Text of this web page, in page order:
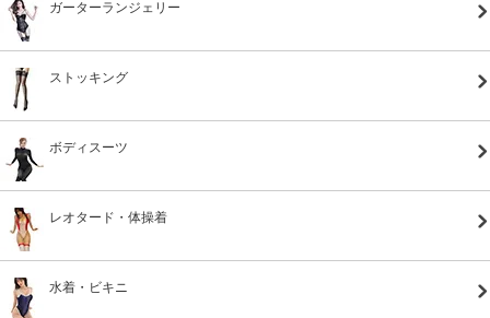
ガーターランジェリー
ストッキング
ボディスーツ
レオタード・体操着
水着・ビキニ